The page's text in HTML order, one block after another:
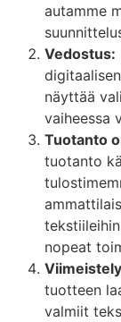
autamme
Vedostus:
näyttää
vaiheessa
Tuotanto
tuotanto
nopeat
tuotteen
valmiit